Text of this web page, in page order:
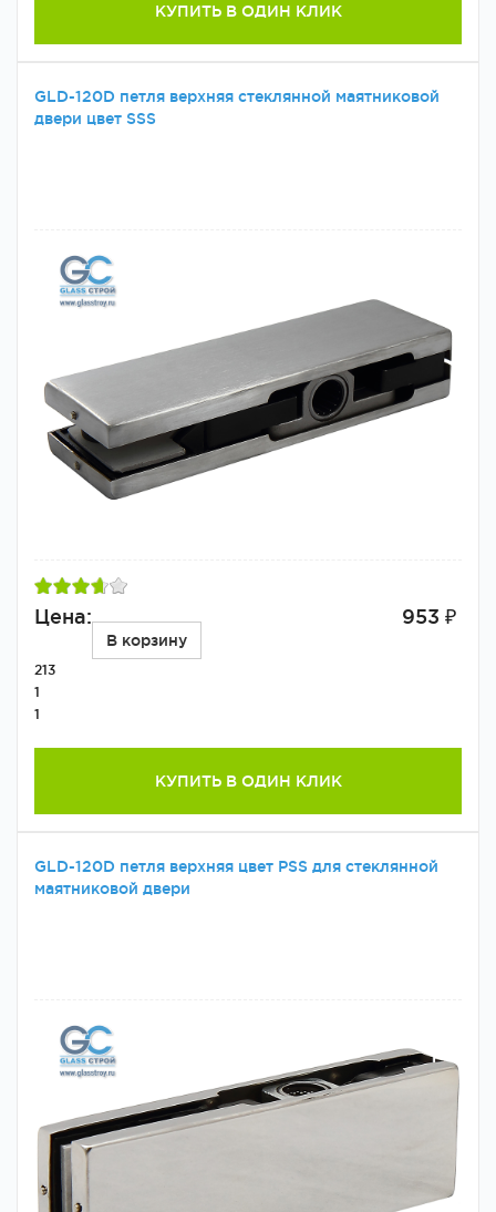
КУПИТЬ В ОДИН КЛИК
GLD-120D петля верхняя стеклянной маятниковой
двери цвет SSS
Цена: 953 ₽
В корзину
213
1
1
КУПИТЬ В ОДИН КЛИК
GLD-120D петля верхняя цвет PSS для стеклянной
маятниковой двери